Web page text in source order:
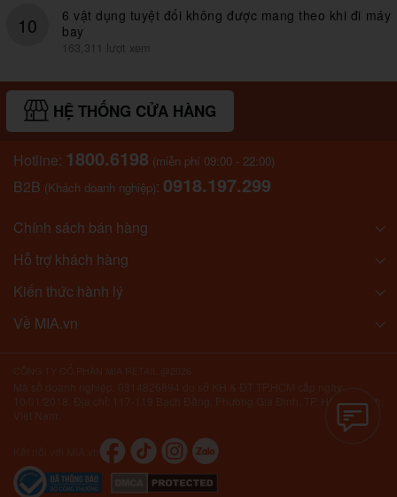
10
6 vật dụng tuyệt đối không được mang theo khi đi máy
bay
163,311 lượt xem
HỆ THỐNG CỬA HÀNG
Hotline: 1800.6198 (miễn phí 09:00 - 22:00)
B2B (Khách doanh nghiệp): 0918.197.299
Chính sách bán hàng
Hỗ trợ khách hàng
Kiến thức hành lý
Về MIA.vn
10/01/2018. Địa chỉ: 117-119 Bạch Đằng, Phường Gia Định, TP. Hồ Chí Minh,